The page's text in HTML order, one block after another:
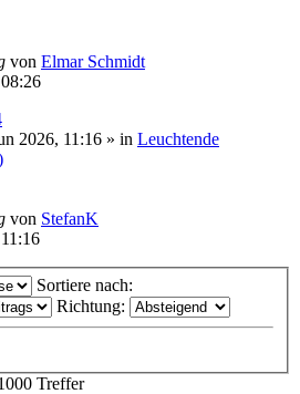
von Elmar Schmidt
2026, 11:16 » in Leuchtende
von StefanK
Sortiere nach:
Richtung:
Treffer